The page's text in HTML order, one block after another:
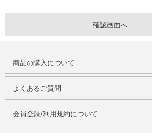
商品の購入について
よくあるご質問
会員登録/利用規約について